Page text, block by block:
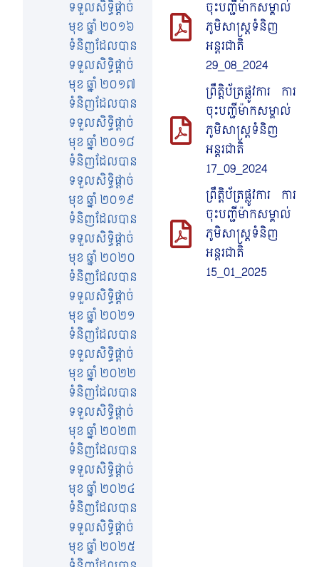
ទទួលសិទ្ធិផ្តាច់
មុខ ឆ្នាំ ២០១៦
ទំនិញដែលបាន
ទទួលសិទ្ធិផ្តាច់
មុខ ឆ្នាំ ២០១៧
ទំនិញដែលបាន
ទទួលសិទ្ធិផ្តាច់
មុខ ឆ្នាំ ២០១៨
ទំនិញដែលបាន
ទទួលសិទ្ធិផ្តាច់
មុខ ឆ្នាំ ២០១៩
ទំនិញដែលបាន
ទទួលសិទ្ធិផ្តាច់
មុខ ឆ្នាំ ២០២០
ទំនិញដែលបាន
ទទួលសិទ្ធិផ្តាច់
មុខ ឆ្នាំ ២០២១
ទំនិញដែលបាន
ទទួលសិទ្ធិផ្តាច់
មុខ ឆ្នាំ ២០២២
ទំនិញដែលបាន
ទទួលសិទ្ធិផ្តាច់
មុខ ឆ្នាំ ២០២៣
ទំនិញដែលបាន
ទទួលសិទ្ធិផ្តាច់
មុខ ឆ្នាំ ២០២៤
ទំនិញដែលបាន
ទទួលសិទ្ធិផ្តាច់
មុខ ឆ្នាំ ២០២៥
ចុះបញ្ជីម៉ាកសម្គាល់
ភូមិសាស្រ្តទំនិញ
អន្តរជាតិ
29_08_2024
ព្រឹត្តិប័ត្រផ្លូវការ ការ
ចុះបញ្ជីម៉ាកសម្គាល់
ភូមិសាស្រ្តទំនិញ
អន្តរជាតិ
17_09_2024
ព្រឹត្តិប័ត្រផ្លូវការ ការ
ចុះបញ្ជីម៉ាកសម្គាល់
ភូមិសាស្រ្តទំនិញ
អន្តរជាតិ
15_01_2025